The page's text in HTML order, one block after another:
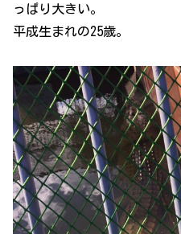
っぱり大きい。
平成生まれの25歳。